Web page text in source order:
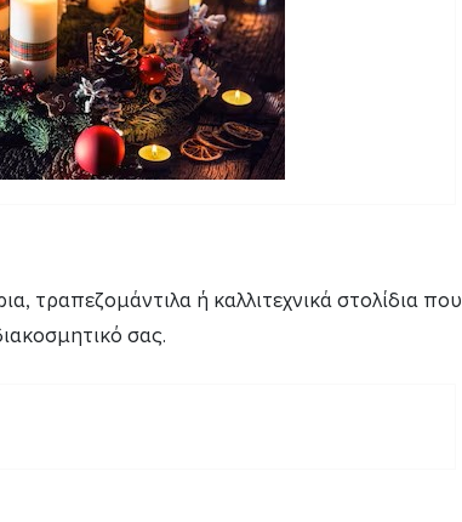
τραπεζομάντιλα ή καλλιτεχνικά στολίδια που
σας.